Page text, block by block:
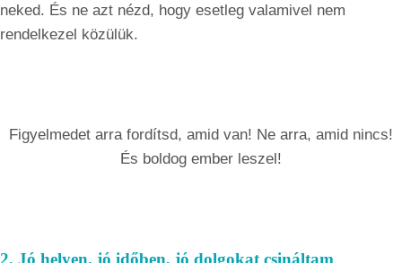
neked. És ne azt nézd, hogy esetleg valamivel nem
rendelkezel közülük.
Figyelmedet arra fordítsd, amid van! Ne arra, amid nincs!
És boldog ember leszel!
2. Jó helyen, jó időben, jó dolgokat csináltam